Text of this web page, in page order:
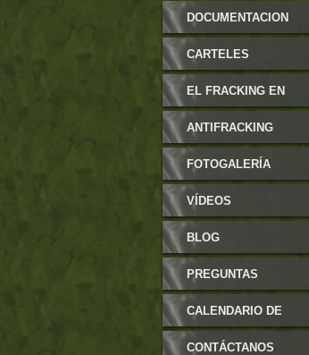
DOCUMENTACION
CARTELES
MODIFICABLES
EL FRACKING EN
ARAGÓN
ANTIFRACKING
FOTOGALERÍA
VÍDEOS
BLOG
PREGUNTAS
FRECUENTES
CALENDARIO DE
EVENTOS
CONTÁCTANOS